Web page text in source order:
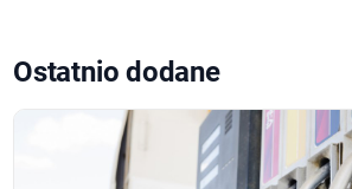
Ostatnio dodane